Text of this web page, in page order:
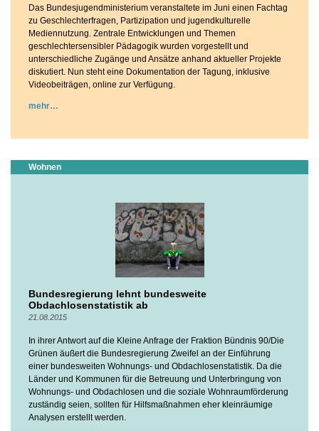
Das Bundesjugendministerium veranstaltete im Juni einen Fachtag
zu Geschlechterfragen, Partizipation und jugendkulturelle
Mediennutzung. Zentrale Entwicklungen und Themen
geschlechtersensibler Pädagogik wurden vorgestellt und
unterschiedliche Zugänge und Ansätze anhand aktueller Projekte
diskutiert. Nun steht eine Dokumentation der Tagung, inklusive
Videobeiträgen, online zur Verfügung.
mehr
Wohnen
Bundesregierung lehnt bundesweite
Obdachlosenstatistik ab
21.08.2015
In ihrer Antwort auf die Kleine Anfrage der Fraktion Bündnis 90/Die
Grünen äußert die Bundesregierung Zweifel an der Einführung
einer bundesweiten Wohnungs- und Obdachlosenstatistik. Da die
Länder und Kommunen für die Betreuung und Unterbringung von
Wohnungs- und Obdachlosen und die soziale Wohnraumförderung
zuständig seien, sollten für Hilfsmaßnahmen eher kleinräumige
Analysen erstellt werden.